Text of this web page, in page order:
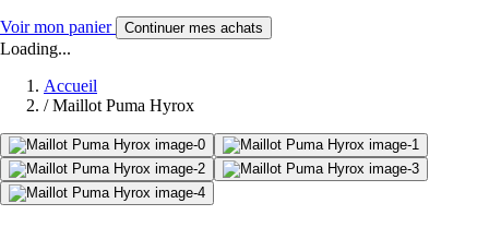
Voir mon panier Continuer mes achats
Loading...
Accueil
/ Maillot Puma Hyrox